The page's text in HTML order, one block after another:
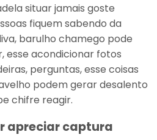
situar jamais goste
fiquem sabendo da
barulho chamego pode
esse acondicionar fotos
perguntas, esse coisas
podem gerar desalento
chifre reagir.
apreciar captura